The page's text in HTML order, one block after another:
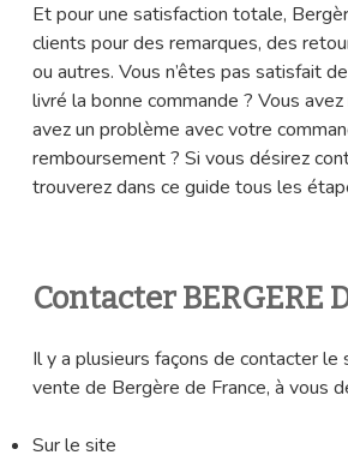
Et pour une satisfaction totale,
clients pour des remarques, des
ou autres. Vous n’êtes pas satisfait
livré la bonne commande ? Vous
avez un problème avec votre
remboursement ? Si vous désirez
trouverez dans ce guide tous les
Contacter BERGERE
Il y a plusieurs façons de contacter
vente de Bergère de France, à vous
Sur le site